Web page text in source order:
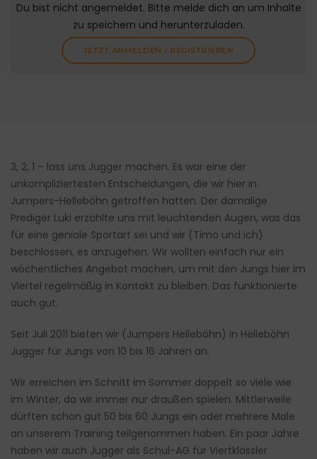
Du bist nicht angemeldet. Bitte melde dich an um Inhalte
zu speichern und herunterzuladen.
JETZT ANMELDEN / REGISTRIEREN
3, 2, 1 – lass uns Jugger machen. Es war eine der
unkompliziertesten Entscheidungen, die wir hier in
Jumpers-Helleböhn getroffen hatten. Der damalige
Prediger Luki erzählte uns mit leuchtenden Augen, was das
für eine geniale Sportart sei und wir (Timo und ich)
beschlossen, es anzugehen. Wir wollten einfach nur ein
wöchentliches Angebot machen, um mit den Jungs hier im
Viertel regelmäßig in Kontakt zu bleiben. Das funktionierte
auch gut.
Seit Juli 2011 bieten wir (Jumpers Helleböhn) in Helleböhn
Jugger für Jungs von 10 bis 16 Jahren an.
Wir erreichen im Schnitt im Sommer doppelt so viele wie
im Winter, da wir immer nur draußen spielen. Mittlerweile
dürften schon gut 50 bis 60 Jungs ein oder mehrere Male
an unserem Training teilgenommen haben. Ein paar Jahre
haben wir auch Jugger als Schul-AG für Viertklässler